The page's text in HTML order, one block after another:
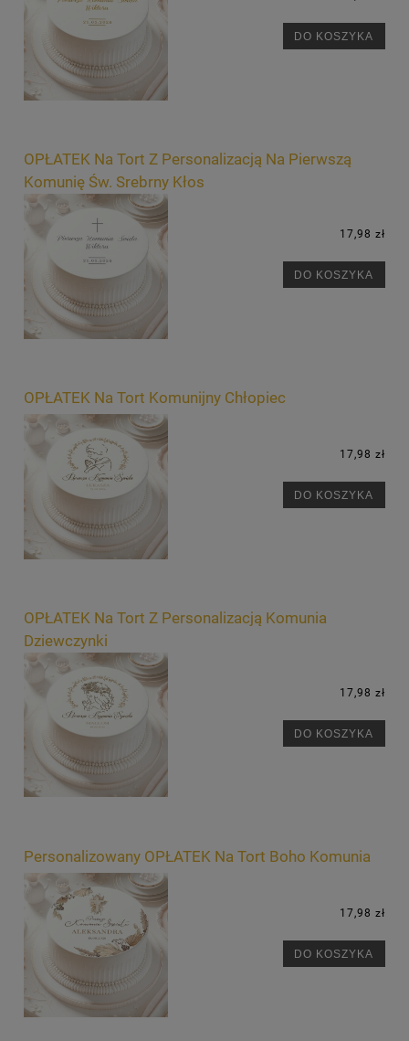
DO KOSZYKA
OPŁATEK Na Tort Z Personalizacją Na Pierwszą
Komunię Św. Srebrny Kłos
17,98 zł
DO KOSZYKA
OPŁATEK Na Tort Komunijny Chłopiec
17,98 zł
DO KOSZYKA
OPŁATEK Na Tort Z Personalizacją Komunia
Dziewczynki
17,98 zł
DO KOSZYKA
Personalizowany OPŁATEK Na Tort Boho Komunia
17,98 zł
DO KOSZYKA